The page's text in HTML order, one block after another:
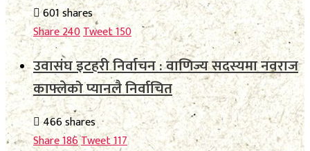
601 shares
Share240Tweet150
उवासंघ इटहरी निर्वाचन : वाणिज्य सदस्यमा नवराज
काफ्लेको प्यानलै निर्वाचित
466 shares
Share186Tweet117